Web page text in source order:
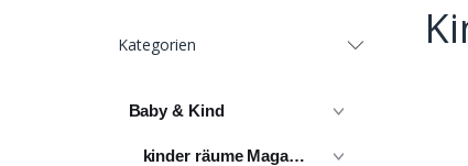
Kategorien
Baby & Kind
kinder räume Magazin